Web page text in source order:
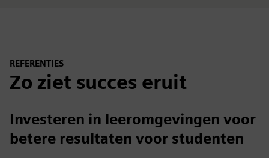
REFERENTIES
Zo ziet succes eruit
Investeren in leeromgevingen voor
betere resultaten voor studenten